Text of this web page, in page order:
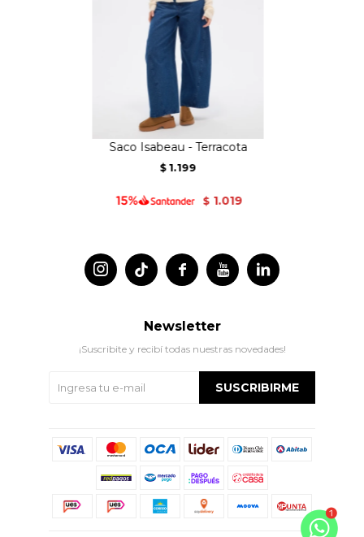
Saco Isabeau - Terracota
$ 1.199
$ 1.019
 
 
Newsletter
¡Suscribite y recibí todas nuestras novedades!
SUSCRIBIRME